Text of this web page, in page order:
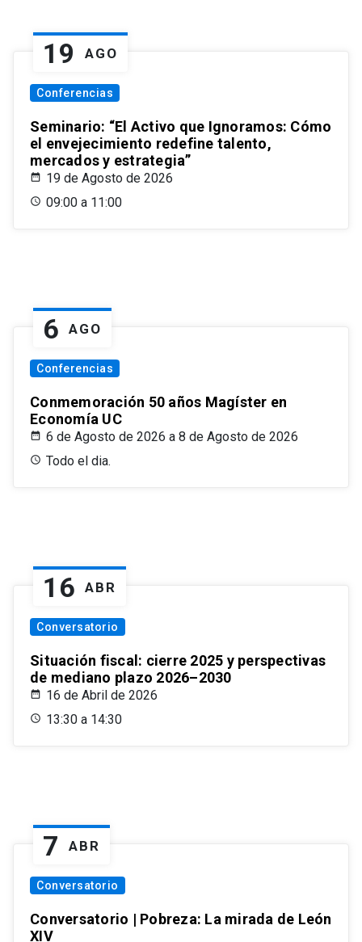
19 AGO
Conferencias
Seminario: “El Activo que Ignoramos: Cómo
el envejecimiento redefine talento,
mercados y estrategia”
19 de Agosto de 2026
09:00 a 11:00
6 AGO
Conferencias
Conmemoración 50 años Magíster en
Economía UC
6 de Agosto de 2026 a 8 de Agosto de 2026
Todo el dia.
16 ABR
Conversatorio
Situación fiscal: cierre 2025 y perspectivas
de mediano plazo 2026–2030
16 de Abril de 2026
13:30 a 14:30
7 ABR
Conversatorio
Conversatorio | Pobreza: La mirada de León
XIV